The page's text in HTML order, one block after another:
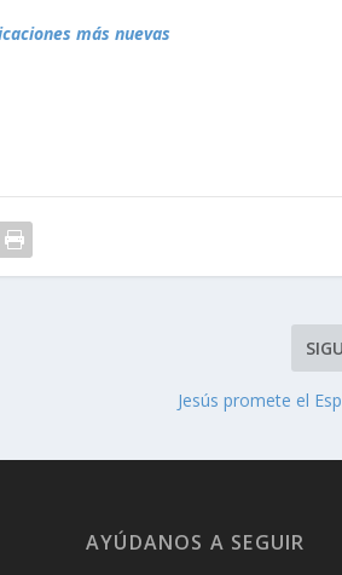
más nuevas
Jesús promete el
AYÚDANOS A SEGUIR